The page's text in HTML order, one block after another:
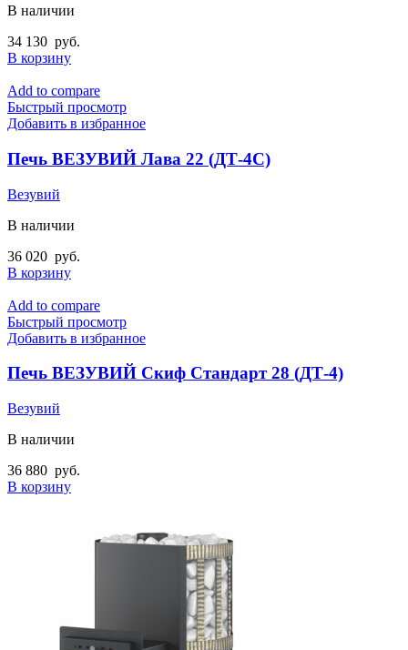
В наличии
34 130 руб.
В корзину
Add to compare
Быстрый просмотр
Добавить в избранное
Печь ВЕЗУВИЙ Лава 22 (ДТ-4С)
Везувий
В наличии
36 020 руб.
В корзину
Add to compare
Быстрый просмотр
Добавить в избранное
Печь ВЕЗУВИЙ Скиф Стандарт 28 (ДТ-4)
Везувий
В наличии
36 880 руб.
В корзину